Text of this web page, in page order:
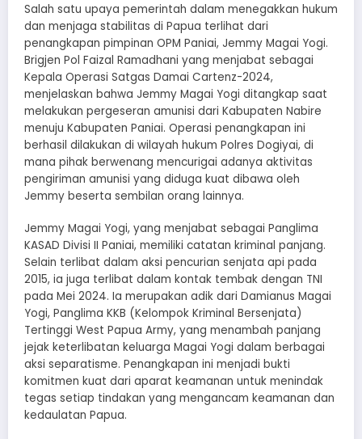
Salah satu upaya pemerintah dalam menegakkan hukum
dan menjaga stabilitas di Papua terlihat dari
penangkapan pimpinan OPM Paniai, Jemmy Magai Yogi.
Brigjen Pol Faizal Ramadhani yang menjabat sebagai
Kepala Operasi Satgas Damai Cartenz-2024,
menjelaskan bahwa Jemmy Magai Yogi ditangkap saat
melakukan pergeseran amunisi dari Kabupaten Nabire
menuju Kabupaten Paniai. Operasi penangkapan ini
berhasil dilakukan di wilayah hukum Polres Dogiyai, di
mana pihak berwenang mencurigai adanya aktivitas
pengiriman amunisi yang diduga kuat dibawa oleh
Jemmy beserta sembilan orang lainnya.
Jemmy Magai Yogi, yang menjabat sebagai Panglima
KASAD Divisi II Paniai, memiliki catatan kriminal panjang.
Selain terlibat dalam aksi pencurian senjata api pada
2015, ia juga terlibat dalam kontak tembak dengan TNI
pada Mei 2024. Ia merupakan adik dari Damianus Magai
Yogi, Panglima KKB (Kelompok Kriminal Bersenjata)
Tertinggi West Papua Army, yang menambah panjang
jejak keterlibatan keluarga Magai Yogi dalam berbagai
aksi separatisme. Penangkapan ini menjadi bukti
komitmen kuat dari aparat keamanan untuk menindak
tegas setiap tindakan yang mengancam keamanan dan
kedaulatan Papua.